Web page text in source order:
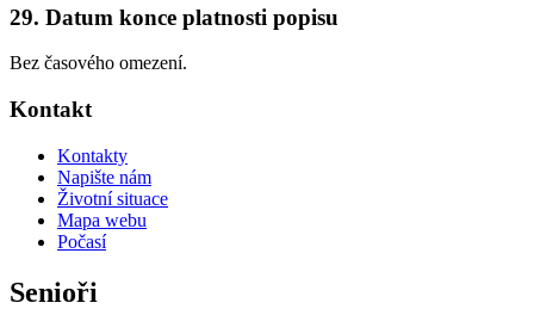
29. Datum konce platnosti popisu
Bez časového omezení.
Kontakt
Kontakty
Napište nám
Životní situace
Mapa webu
Počasí
Senioři